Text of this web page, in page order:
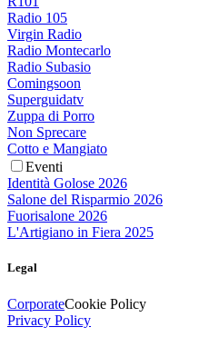
Radio 105
Virgin Radio
Radio Montecarlo
Radio Subasio
Comingsoon
Superguidatv
Zuppa di Porro
Non Sprecare
Cotto e Mangiato
Eventi
Identità Golose 2026
Salone del Risparmio 2026
Fuorisalone 2026
L'Artigiano in Fiera 2025
Legal
CorporateCookie Policy
Privacy Policy